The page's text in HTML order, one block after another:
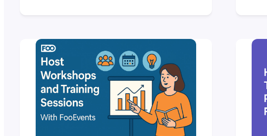
potrebbero verificarsi
nei pagamenti. Con il giusto
hosting, le regole di cache e la
configurazione FooEvents, puoi
gestire i picchi di traffico festivi,
proteggere le prestazioni e
garantire il corretto svolgimento
delle registrazioni. Introduzione
Mercatini di Natale, foto con